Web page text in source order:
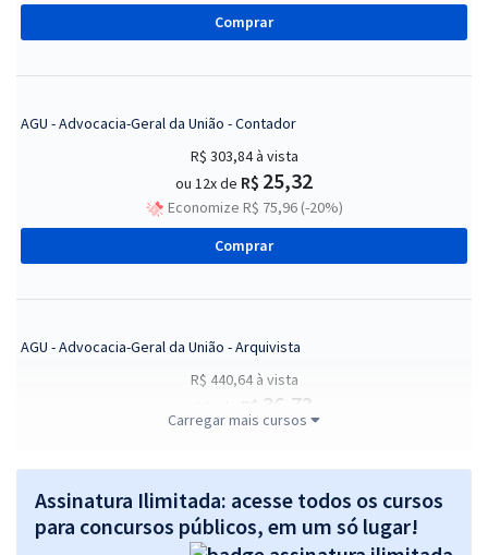
Comprar
AGU - Advocacia-Geral da União - Contador
R$ 303,84à vista
ou 12x de R$ 25,32
Economize R$ 75,96 (-20%)
Comprar
AGU - Advocacia-Geral da União - Arquivista
R$ 440,64à vista
R$ 36,72
Economize R$ 110,16 (-20%)
Comprar
Carregar mais cursos
Assinatura Ilimitada: acesse todos os cursos
para concursos públicos, em um só lugar!